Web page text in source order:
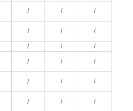
/ / /
/ / /
/ /
/
/ / /
/ / /
/ / /